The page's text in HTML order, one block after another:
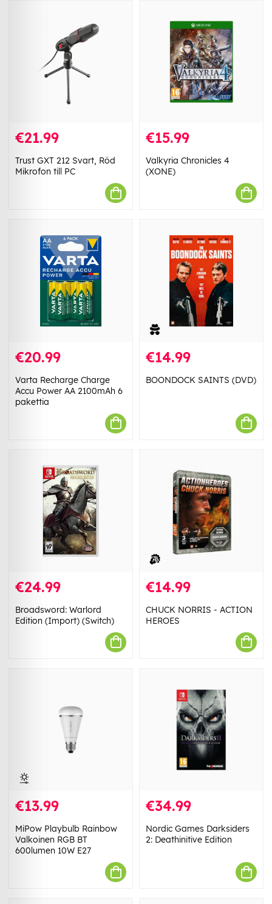
€21.99
Trust GXT 212 Svart, Röd
Mikrofon till PC
€15.99
Valkyria Chronicles 4
(XONE)
€20.99
Varta Recharge Charge
Accu Power AA 2100mAh 6
pakettia
€14.99
BOONDOCK SAINTS (DVD)
€24.99
Broadsword: Warlord
Edition (Import) (Switch)
€14.99
CHUCK NORRIS - ACTION
HEROES
€13.99
MiPow Playbulb Rainbow
Valkoinen RGB BT
600lumen 10W E27
€34.99
Nordic Games Darksiders
2: Deathinitive Edition